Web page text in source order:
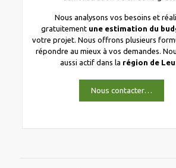
Nous analysons vos besoins et
gratuitement une estimation du
votre projet. Nous offrons plusieurs
répondre au mieux à vos demandes.
aussi actif dans la région de
Nous contacter…